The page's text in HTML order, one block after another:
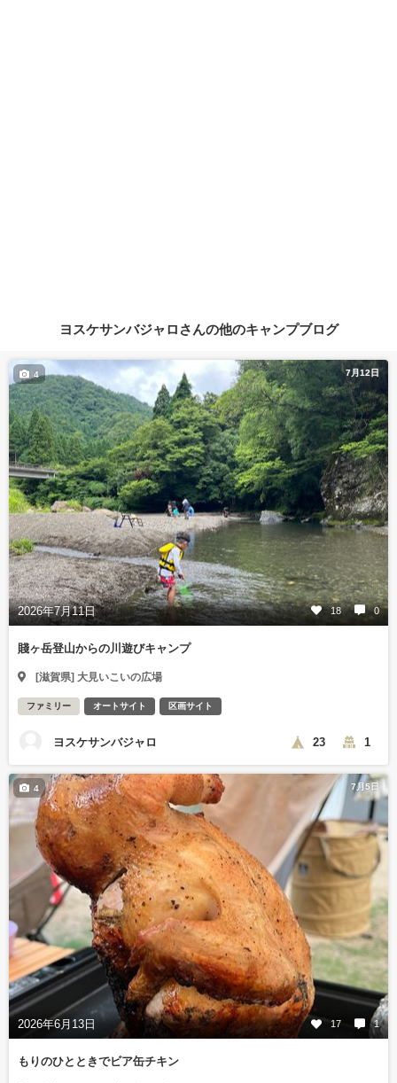
ヨスケサンバジャロさんの他のキャンプブログ
7月12日
2026年7月11日 18 0
4
賤ヶ岳登山からの川遊びキャンプ
[滋賀県] 大見いこいの広場
ファミリー オートサイト 区画サイト
ヨスケサンバジャロ 23 1
7月5日
2026年6月13日 17 1
4
もりのひとときでビア缶チキン